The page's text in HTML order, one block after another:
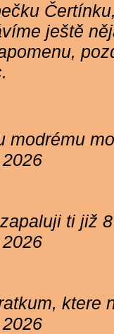
ještě
modrému
ti již
ktere